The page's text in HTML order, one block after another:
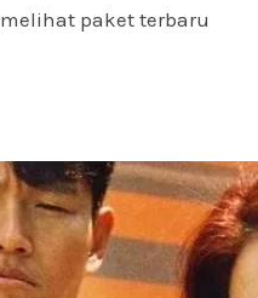
paket terbaru